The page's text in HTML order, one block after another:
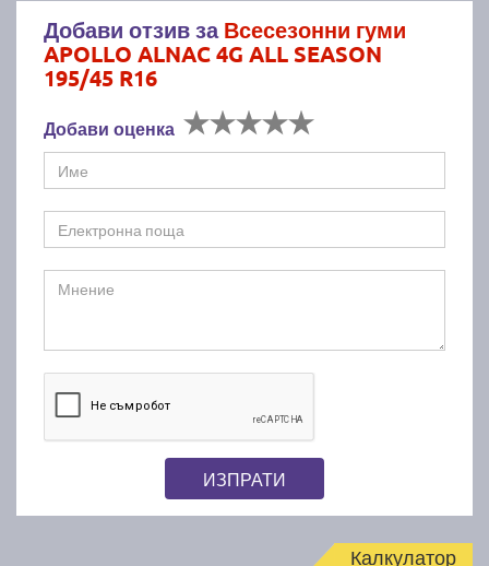
Добави отзив заВсесезонни гуми
APOLLO ALNAC 4G ALL SEASON
195/45 R16
Добави оценка
ИЗПРАТИ
Калкулатор